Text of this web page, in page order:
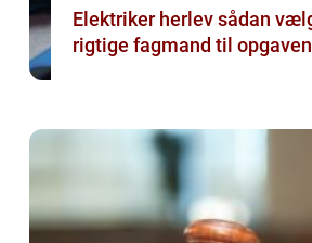
Elektriker herlev sådan vælger du den
rigtige fagmand til opgaven